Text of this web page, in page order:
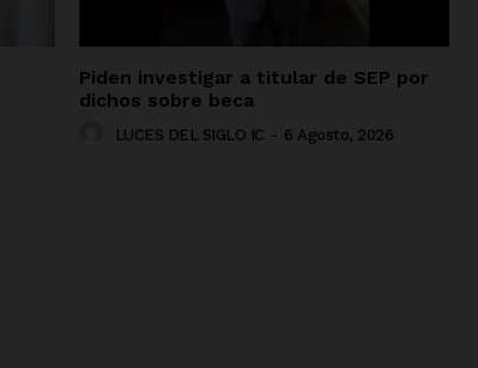
Piden investigar a titular de SEP por
dichos sobre beca
LUCES DEL SIGLO IC - 6 Agosto, 2026